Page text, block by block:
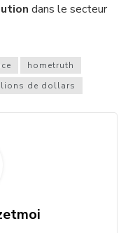
dans le secteur
hometruth
de dollars